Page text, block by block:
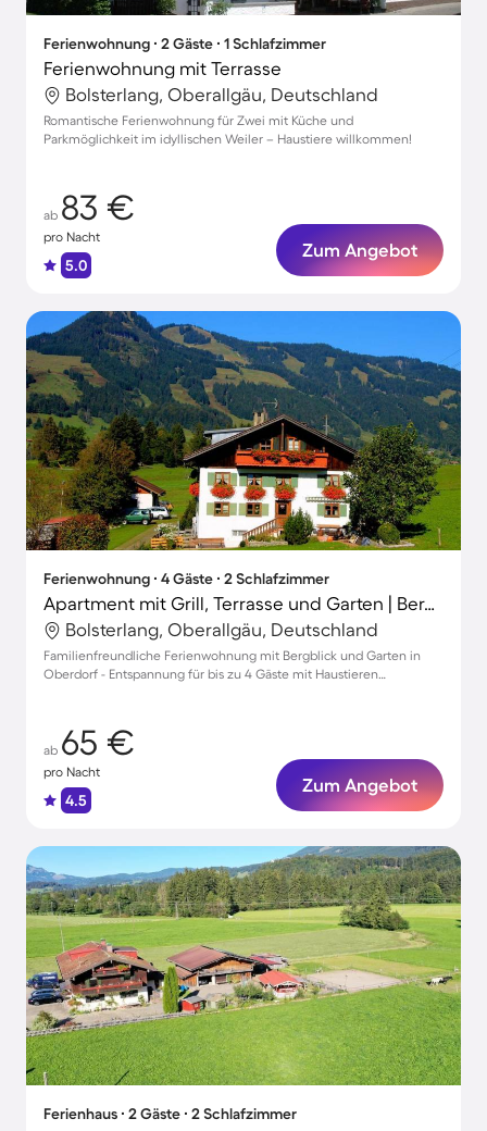
Ferienwohnung ∙ 2 Gäste ∙ 1 Schlafzimmer
Ferienwohnung mit Terrasse
Bolsterlang, Oberallgäu, Deutschland
Romantische Ferienwohnung für Zwei mit Küche und
Parkmöglichkeit im idyllischen Weiler – Haustiere willkommen!
ab 83 €
pro Nacht
5.0
Zum Angebot
Ferienwohnung ∙ 4 Gäste ∙ 2 Schlafzimmer
Apartment mit Grill, Terrasse und Garten | Bergblick
Bolsterlang, Oberallgäu, Deutschland
Familienfreundliche Ferienwohnung mit Bergblick und Garten in
Oberdorf - Entspannung für bis zu 4 Gäste mit Haustieren
ab 65 €
pro Nacht
4.5
Zum Angebot
Ferienhaus ∙ 2 Gäste ∙ 2 Schlafzimmer